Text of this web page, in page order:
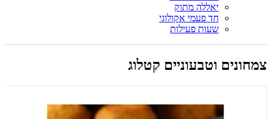
יאללה מתוק
חד פעמי אקולוגי
שעות פעילות
צמחונים וטבעוניים קטלוג